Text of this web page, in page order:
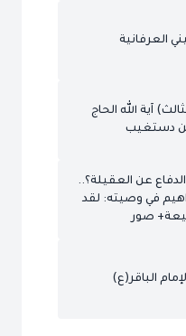
العرفانية
آية الله الحاج
دستغيب
عن العقيلة؟..
في وصيته: لقد
صور
الباقر(ع)